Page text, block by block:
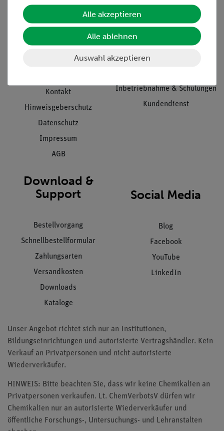
Projekte und Lösungen
Kontakt
Hinweisgeberschutz
Datenschutz
Impressum
AGB
Übersicht Service
Beratung & Showroom
Inventarisierungs- &
Inbetriebnahme & Schulungen
Kundendienst
Download &
Support
Bestellvorgang
Schnellbestellformular
Zahlungsarten
Versandkosten
Downloads
Kataloge
Social Media
Blog
Facebook
YouTube
LinkedIn
Unser Angebot richtet sich nur an Institutionen,
Bildungseinrichtungen und autorisierte Vertragshändler. Kein
Verkauf an Privatpersonen und nicht autorisierte
Wiederverkäufer.
HINWEIS: Bitte beachten Sie, dass wir keine Chemikalien an
Privatpersonen verkaufen. Lt. ChemVerbotsV dürfen wir
Chemikalien nur an autorisierte Wiederverkäufer und
öffentliche Forschungs-, Untersuchungs- und Lehranstalten
Alle akzeptieren
Alle ablehnen
Auswahl akzeptieren